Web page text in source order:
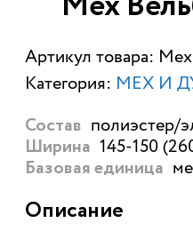
Мех
Артикул товара:
Категория: МЕХ И
Состав полиэстер/
Ширина 145-150
Базовая единица
Описание